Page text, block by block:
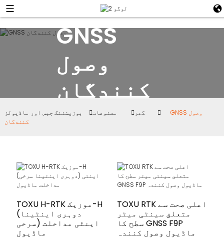
GNSS
وصول
کنندگان
گھر مصنوعات پوزیشننگ چپس اور ماڈیولز
GNSS وصول
کنندگان
TOXU H-RTK موزیک-H
(دوہری اینٹینا
سرخی) اینٹی مداخلت
ماڈیول
TOXU RTK اعلی صحت سے
متعلق سینٹی میٹر
سطح کا GNSS F9P
ماڈیول وصول کنندہ